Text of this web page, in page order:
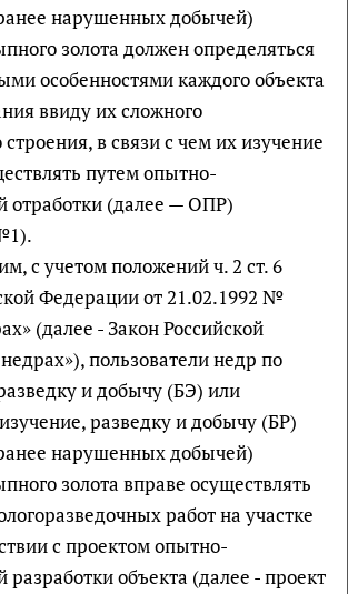
нарушенных добычей)
золота должен определяться
особенностями каждого объекта
ввиду их сложного
строения, в связи с чем их изучение
путем опытно-
(далее — ОПР)
с учетом положений ч. 2 ст. 6
Федерации от 21.02.1992 №
(далее - Закон Российской
пользователи недр по
и добычу (БЭ) или
разведку и добычу (БР)
нарушенных добычей)
золота вправе осуществлять
работ на участке
с проектом опытно-
объекта (далее - проект